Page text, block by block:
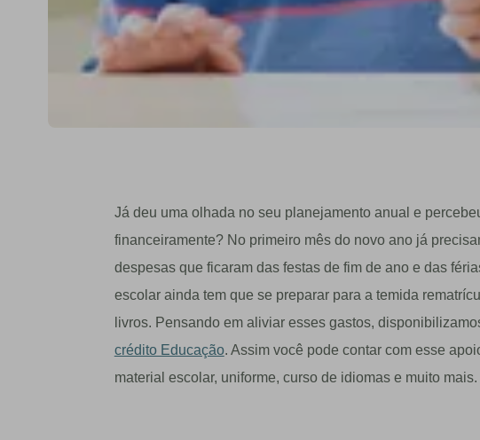
Já deu uma olhada no seu planejamento anual e
financeiramente? No primeiro mês do novo ano já
despesas que ficaram das festas de fim de ano e das
escolar ainda tem que se preparar para a temida
livros. Pensando em aliviar esses gastos,
crédito Educação. Assim você pode contar com esse
material escolar, uniforme, curso de idiomas e muito mais.